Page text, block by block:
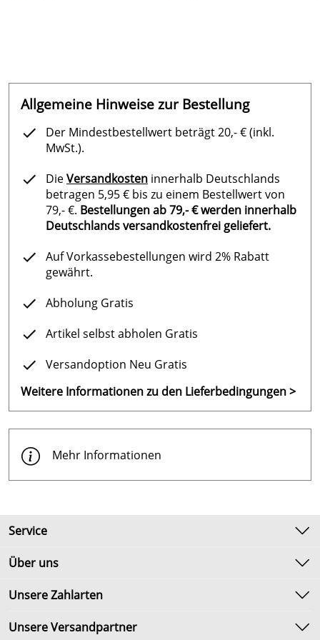
Allgemeine Hinweise zur Bestellung
Der Mindestbestellwert beträgt 20,- € (inkl.
MwSt.).
DieVersandkosten innerhalb Deutschlands
betragen 5,95 € bis zu einem Bestellwert von
79,- €. Bestellungen ab 79,- € werden innerhalb
Deutschlands versandkostenfrei geliefert.
Auf Vorkassebestellungen wird 2% Rabatt
gewährt.
Abholung Gratis
Artikel selbst abholen Gratis
Versandoption Neu Gratis
Weitere Informationen zu den Lieferbedingungen >
Mehr Informationen
Service
Kontakt
Umtausch & Rückgabe
Lieferbedingungen
Über uns
Unsere Bestseller
Neu
Unsere Zahlarten
Unsere Versandpartner